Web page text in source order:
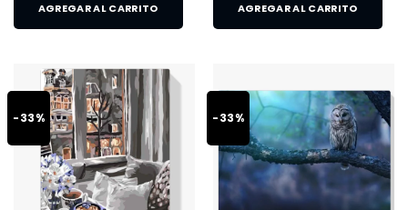
AGREGAR AL CARRITO AGREGAR AL CARRITO
-33% -33%